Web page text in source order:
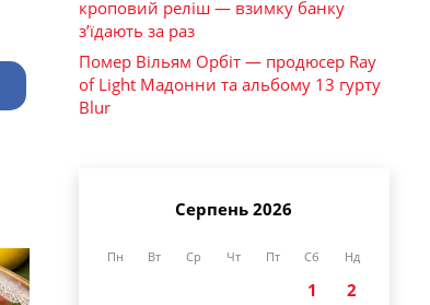
кроповий реліш — взимку банку
з’їдають за раз
Помер Вільям Орбіт — продюсер Ray
of Light Мадонни та альбому 13 гурту
Blur
Серпень 2026
Пн Вт Ср Чт Пт Сб Нд
1
2